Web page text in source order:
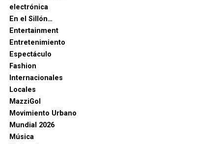
electrónica
En el Sillón…
Entertainment
Entretenimiento
Espectáculo
Fashion
Internacionales
Locales
MazziGol
Movimiento Urbano
Mundial 2026
Música